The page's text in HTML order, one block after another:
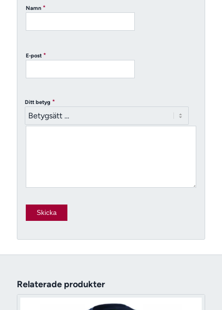
Namn *
E-post *
Ditt betyg *
Relaterade produkter